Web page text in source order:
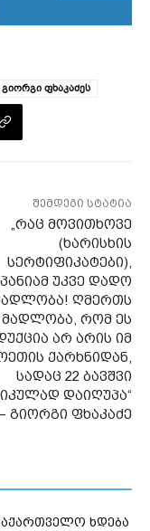
ფხაკაძეს
შემდეგი სტატია
„რაც მოვითხოვე
(ხარისხის
სერტიფიკატები),
უკვე დადო
ღმერთს
მადლობა, რომ ეს
არ არის იმ
ქარხნიდან,
სადაც 22 ბავშვი
დაიღუპა“
გიორგი ფხაკაძე
ხდება